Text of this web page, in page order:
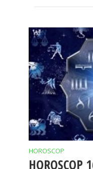
HOROSCOP
HOROSCOP